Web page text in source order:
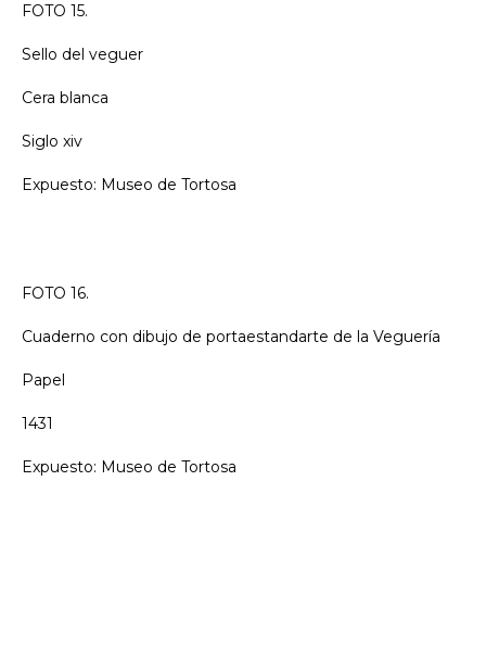
FOTO 15.
Sello del veguer
Cera blanca
Siglo xiv
Expuesto: Museo de Tortosa
FOTO 16.
Cuaderno con dibujo de portaestandarte de la Veguería
Papel
1431
Expuesto: Museo de Tortosa